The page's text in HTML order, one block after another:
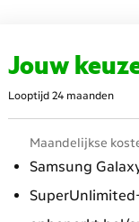
Jouw
Looptijd 24 maanden
Maandelijkse
Samsung